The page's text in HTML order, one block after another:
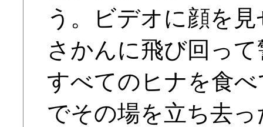
う。ビデオに顔を
さかんに飛び回っ
すべてのヒナを食
でその場を立ち去っ